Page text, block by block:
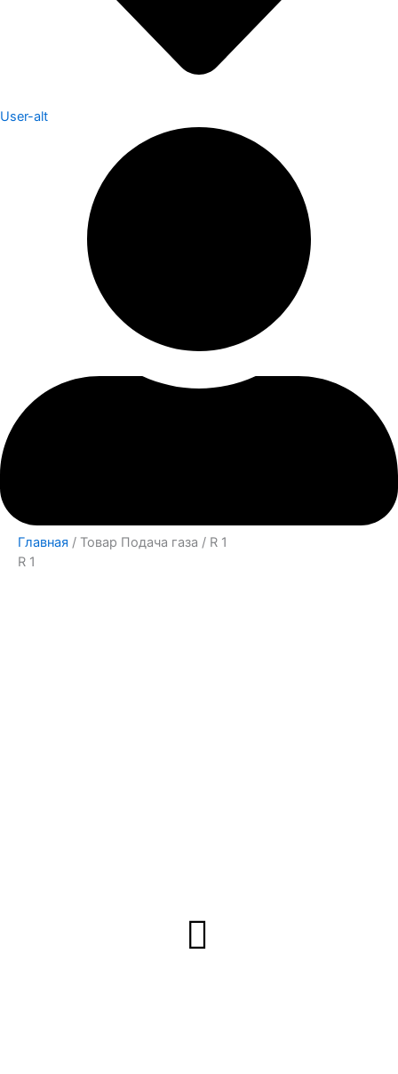
User-alt
Главная / Товар Подача газа / R 1
R 1